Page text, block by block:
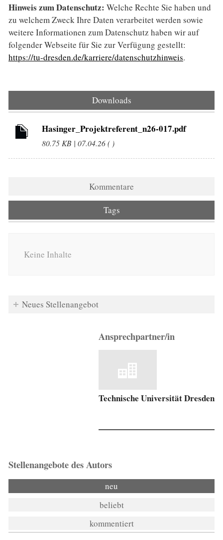
Hinweis zum Datenschutz: Welche Rechte Sie haben und
zu welchem Zweck Ihre Daten verarbeitet werden sowie
weitere Informationen zum Datenschutz haben wir auf
folgender Webseite für Sie zur Verfügung gestellt:
https://tu-dresden.de/karriere/datenschutzhinweis.
Downloads
Hasinger_Projektreferent_n26-017.pdf
80.75 KB | 07.04.26 ( )
Kommentare
Tags
Keine Inhalte
Neues Stellenangebot
Ansprechpartner/in
Technische Universität Dresden
Stellenangebote des Autors
neu
beliebt
kommentiert